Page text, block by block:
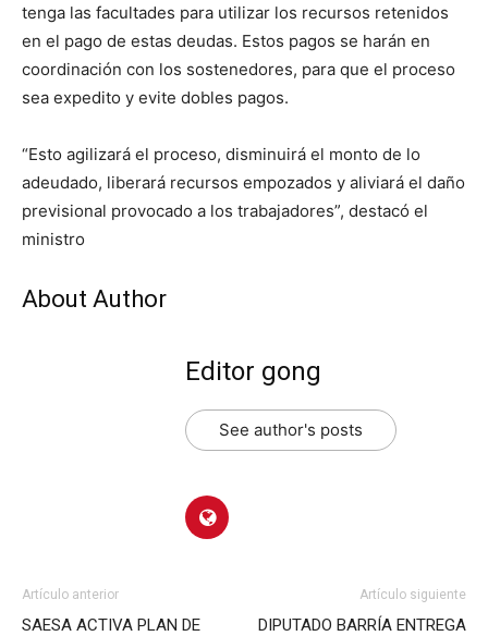
tenga las facultades para utilizar los recursos retenidos
en el pago de estas deudas. Estos pagos se harán en
coordinación con los sostenedores, para que el proceso
sea expedito y evite dobles pagos.
“Esto agilizará el proceso, disminuirá el monto de lo
adeudado, liberará recursos empozados y aliviará el daño
previsional provocado a los trabajadores”, destacó el
ministro
About Author
Editor gong
See author's posts
Artículo anterior
SAESA ACTIVA PLAN DE
Artículo siguiente
DIPUTADO BARRÍA ENTREGA